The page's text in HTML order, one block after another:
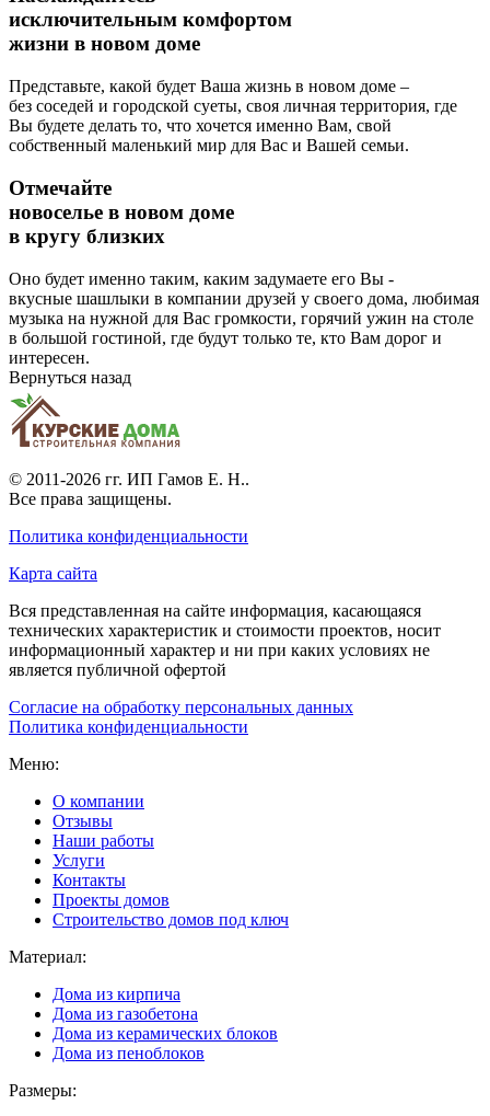
исключительным комфортом
жизни в новом доме
Представьте, какой будет Ваша жизнь в новом доме –
без соседей и городской суеты, своя личная территория, где
Вы будете делать то, что хочется именно Вам, свой
собственный маленький мир для Вас и Вашей семьи.
Отмечайте
новоселье в новом доме
в кругу близких
Оно будет именно таким, каким задумаете его Вы -
вкусные шашлыки в компании друзей у своего дома, любимая
музыка на нужной для Вас громкости, горячий ужин на столе
в большой гостиной, где будут только те, кто Вам дорог и
интересен.
Вернуться назад
© 2011-2026 гг. ИП Гамов Е. Н..
Все права защищены.
Политика конфиденциальности
Карта сайта
Вся представленная на сайте информация, касающаяся
технических характеристик и стоимости проектов, носит
информационный характер и ни при каких условиях не
является публичной офертой
Согласие на обработку персональных данных
Политика конфиденциальности
Меню:
О компании
Отзывы
Наши работы
Услуги
Контакты
Проекты домов
Строительство домов под ключ
Материал:
Дома из кирпича
Дома из газобетона
Дома из керамических блоков
Дома из пеноблоков
Размеры: